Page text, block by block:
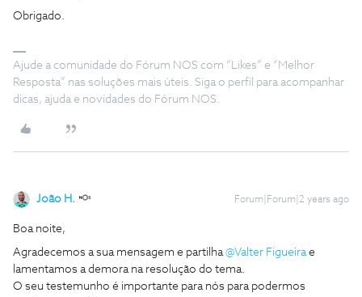
Obrigado.
Ajude a comunidade do Fórum NOS com “Likes” e “Melhor
Resposta” nas soluções mais úteis. Siga o perfil para acompanhar
dicas, ajuda e novidades do Fórum NOS.
João H. Forum|Forum|2 years ago
Boa noite,
Agradecemos a sua mensagem e partilha@Valter Figueirae
lamentamos a demora na resolução do tema.
O seu testemunho é importante para nós para podermos